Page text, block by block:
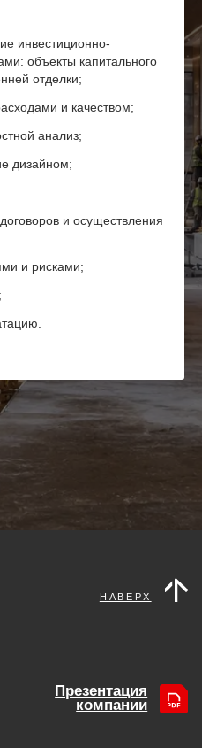
инвестиционно-
объекты капитального
отделки;
и качеством;
анализ;
дизайном;
и осуществления
и рисками;
компании
1
НАВЕРХ